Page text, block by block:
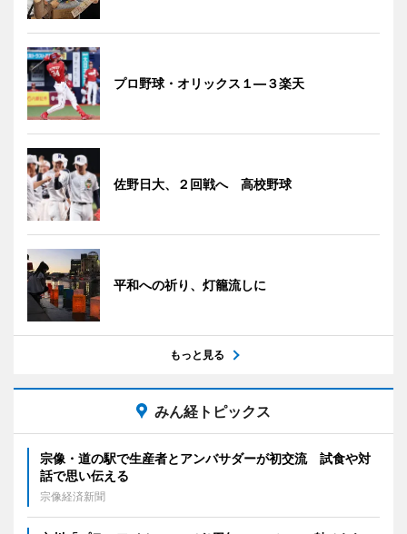
プロ野球・オリックス１―３楽天
佐野日大、２回戦へ 高校野球
平和への祈り、灯籠流しに
もっと見る
みん経トピックス
宗像・道の駅で生産者とアンバサダーが初交流 試食や対
話で思い伝える
宗像経済新聞